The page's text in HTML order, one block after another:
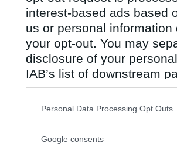
interest-based ads based
us or personal
your opt-out. You may
disclosure of your
IAB’s list of downstream
also be disclosed by us
Downstream Participants
Please note that this
Personal Data Processing Opt Outs
Google consents
Antal inlägg:
13194
Gävle
PRU
Rombis- Ej medlem längre
Antal inlägg:
Prudentlig